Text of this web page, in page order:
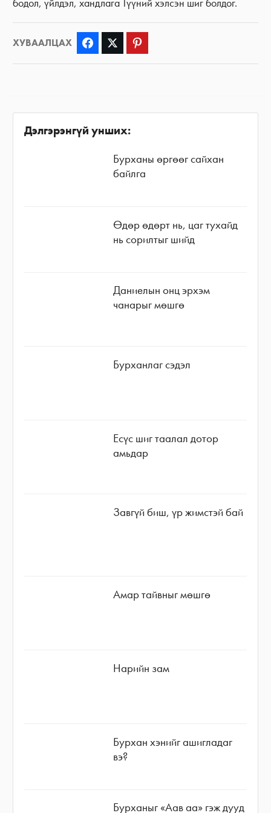
бодол, үйлдэл, хандлага Түүний хэлсэн шиг болдог.
ХУВААЛЦАХ Facebook Twitter
Дэлгэрэнгүй унших:
Бурханы өргөөг сайхан
байлга
Өдөр өдөрт нь, цаг тухайд
нь сорилтыг шийд
Даниелын онц эрхэм
чанарыг мөшгө
Бурханлаг сэдэл
Есүс шиг таалал дотор
амьдар
Завгүй биш, үр жимстэй бай
Амар тайвныг мөшгө
Нарийн зам
Бурхан хэнийг ашигладаг
вэ?
Бурханыг «Аав аа» гэж дууд